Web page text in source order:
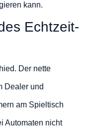
kann.
Echtzeit-
Der nette
Dealer und
am Spieltisch
Automaten nicht